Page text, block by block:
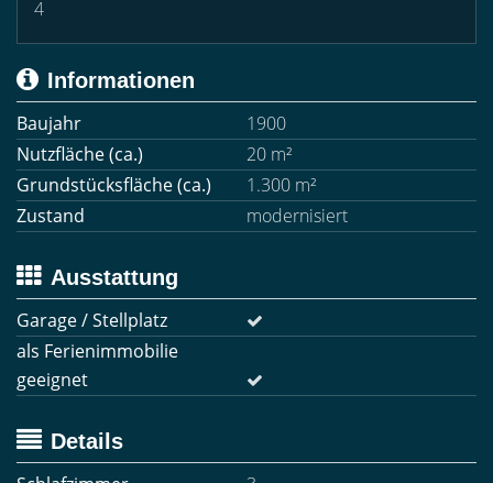
4
Informationen
Baujahr
1900
Nutzfläche (ca.)
20 m²
Grundstücksfläche (ca.)
1.300 m²
Zustand
modernisiert
Ausstattung
Garage / Stellplatz
als Ferienimmobilie
geeignet
Details